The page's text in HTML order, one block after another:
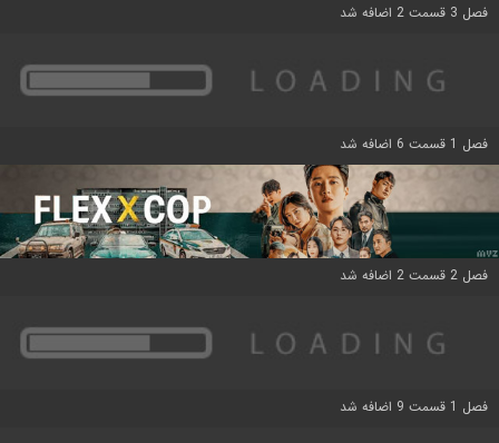
فصل 3 قسمت 2 اضافه شد
فصل 1 قسمت 6 اضافه شد
فصل 2 قسمت 2 اضافه شد
فصل 1 قسمت 9 اضافه شد